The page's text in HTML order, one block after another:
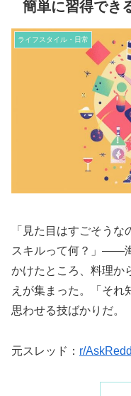
簡単に習得でき
ライフスタイル・日常
「見た目はすごそう
スキルって何？」——
かけたところ、料理か
えが集まった。「それ
思わせる技ばかりだ。
元スレッド： r/